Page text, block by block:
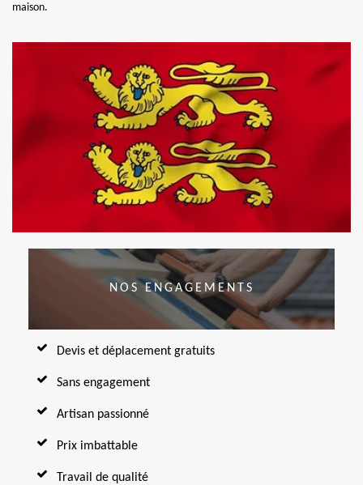
maison.
NOS ENGAGEMENTS
Devis et déplacement gratuits
Sans engagement
Artisan passionné
Prix imbattable
Travail de qualité